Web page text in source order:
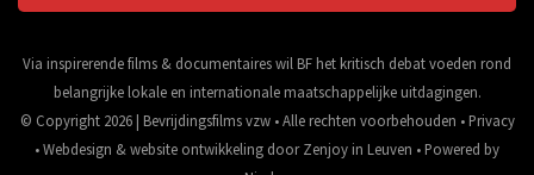
Via inspirerende films & documentaires wil BF het kritisch debat voeden rond
belangrijke lokale en internationale maatschappelijke uitdagingen.
© Copyright 2026 | Bevrijdingsfilms vzw • Alle rechten voorbehouden • Privacy
•Webdesign &website ontwikkeling doorZenjoy in Leuven • Powered by